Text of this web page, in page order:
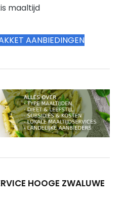
maaltijd
AANBIEDINGEN
HOOGE ZWALUWE